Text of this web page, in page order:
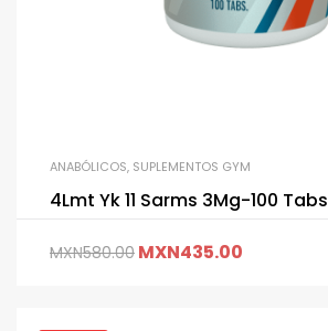
ANABÓLICOS, SUPLEMENTOS GYM
4Lmt Yk 11 Sarms 3Mg-100 Tabs
MXN580.00 MXN435.00